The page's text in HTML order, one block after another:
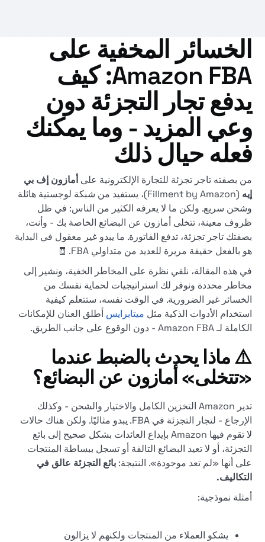
الخسائر المخفية على
Amazon FBA: كيف
يدفع تجار التجزئة دون
وعي المزيد - وما يمكنك
فعله حيال ذلك
من بصفته تاجر تجزئة للتجارة الإلكترونية على أمازون إف بي
إيه
(Fillment by Amazon)، يستفيد من شبكة لوجستية هائلة
وشحن سريع. ولكن ما لا يعرفه الكثير من الناس: في ظل
ظروف معينة، تتخلى أمازون عن البضائع الخاصة بك - وأنت،
بصفتك تاجر تجزئة، تدفع الفاتورة. ما يبدو غير معقول في البداية
هو بالفعل حقيقة مريرة للعديد من متداولي FBA. 🧾
في هذه المقالة، نلقي نظرة على المخاطر الخفية، ونشير إلى
مخاطر محددة ونوفر لك استراتيجيات لحماية نفسك من
الخسائر غير الضرورية. في الوقت نفسه، ستتعلم كيفية
استخدام الأدوات الذكية مثل ميتابرايس أطلق العنان للإمكانات
الكاملة لـ Amazon FBA - دون الوقوع على جانب الطريق.
⚠️ ماذا يحدث بالضبط عندما
«تتخلى» أمازون عن البضائع؟
تدير Amazon التخزين الكامل والاختيار والشحن - وكذلك
الإرجاع - لتجار التجزئة في FBA. يبدو مثاليًا. ولكن هناك حالات
لا تقوم فيها Amazon بإيداع العائدات بشكل صحيح إلى بائع
التجزئة، أو لا تعيد البضائع التالفة أو تسجل ببساطة المنتجات
على أنها «لم تعد موجودة». النتيجة:بائع التجزئة عالق في
التكاليف.
أمثلة نموذجية:
يشكو العملاء من المنتجات ولكنهم لا يزالون